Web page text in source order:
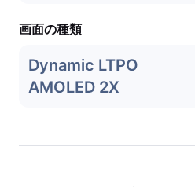
画面の種類
Dynamic LTPO
AMOLED 2X